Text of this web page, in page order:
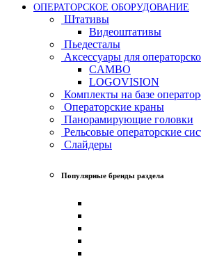
ОПЕРАТОРСКОЕ ОБОРУДОВАНИЕ
Штативы
Видеоштативы
Пьедесталы
Аксессуары для
CAMBO
LOGOVISION
Комплекты на базе
Операторские краны
Панорамирующие головки
Рельсовые операторские
Слайдеры
Популярные бренды раздела